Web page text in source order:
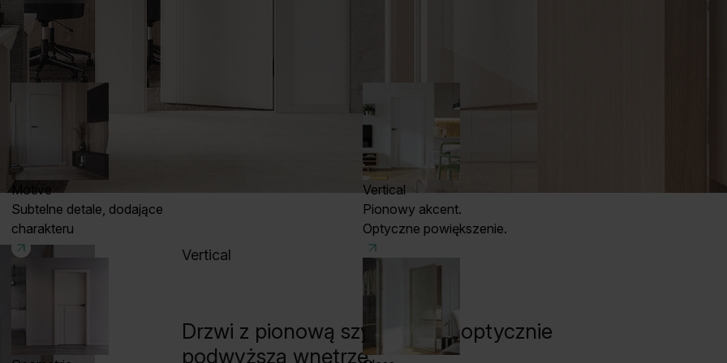
Motive
Subtelne detale, dodające
charakteru
Vertical
Pionowy akcent.
Optyczne powiększenie.
Vertical
Drzwi z pionową szybą, która optycznie
podwyższa wnętrze.